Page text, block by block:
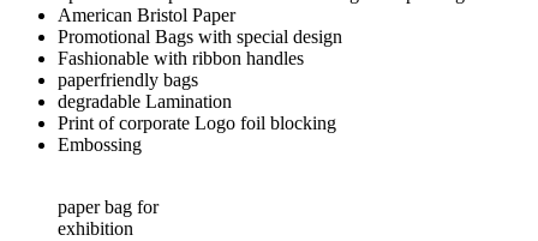
American Bristol Paper
Promotional Bags with special design
Fashionable with ribbon handles
paperfriendly bags
degradable Lamination
Print of corporate Logo foil blocking
Embossing
paper bag for
exhibition